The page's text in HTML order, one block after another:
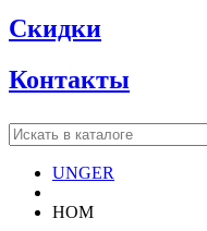
Скидки
Контакты
UNGER
HOM